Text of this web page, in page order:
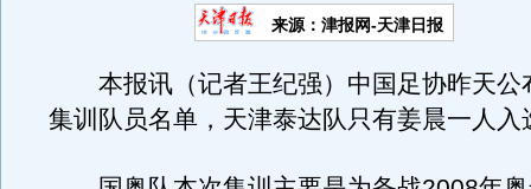
来源：津报网-天津日报
本报讯（记者王纪强）中国足协昨天公
集训队员名单，天津泰达队只有姜晨一人入